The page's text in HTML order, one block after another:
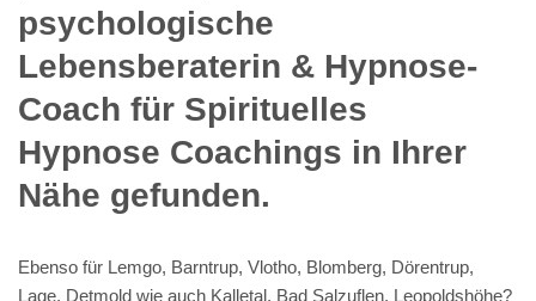
psychologische
Lebensberaterin & Hypnose-
Coach für Spirituelles
Hypnose Coachings in Ihrer
Nähe gefunden.
Ebenso für Lemgo, Barntrup, Vlotho, Blomberg, Dörentrup,
Lage, Detmold wie auch Kalletal, Bad Salzuflen, Leopoldshöhe?